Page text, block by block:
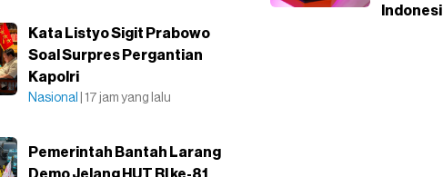
Kata Listyo Sigit Prabowo
Soal Surpres Pergantian
Kapolri
Nasional | 17 jam yang lalu
Pemerintah Bantah Larang
Demo Jelang HUT RI ke-81